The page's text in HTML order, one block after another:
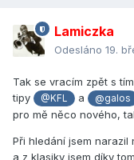
Lamiczka
Odesláno 19.
Tak se vracím zpět s
tipy
@KFL a @galos
pro mě něco nového,
Při hledání jsem
a z klasiky jsem díky